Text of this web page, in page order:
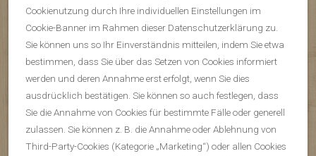
Cookienutzung durch Ihre individuellen Einstellungen im
Cookie-Banner im Rahmen dieser Datenschutzerklärung zu.
Sie können uns so Ihr Einverständnis mitteilen, indem Sie etwa
bestimmen, dass Sie über das Setzen von Cookies informiert
werden und deren Annahme erst erfolgt, wenn Sie dies
ausdrücklich bestätigen. Sie können so auch festlegen, dass
Sie die Annahme von Cookies für bestimmte Fälle oder generell
zulassen. Sie können z. B. die Annahme oder Ablehnung von
Third-Party-Cookies (Kategorie „Marketing“) oder allen Cookies